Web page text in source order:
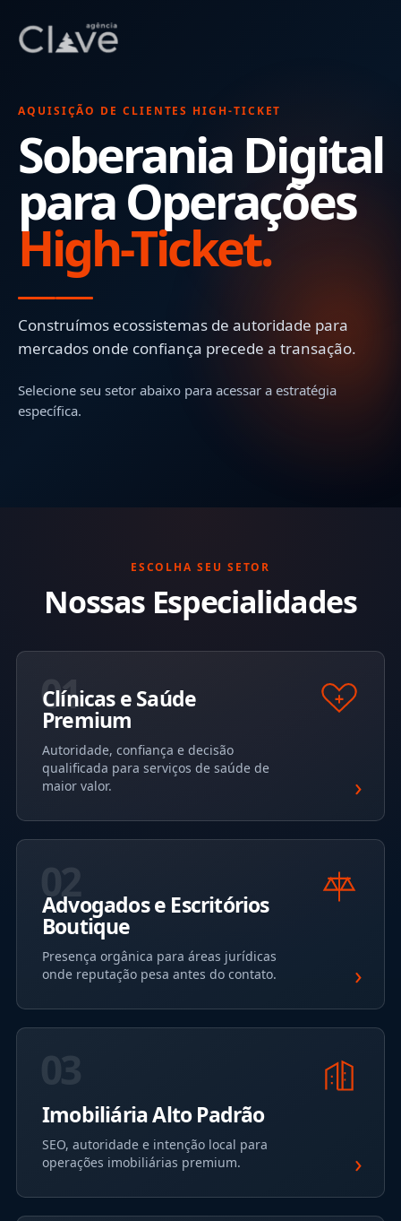
AQUISIÇÃO DE CLIENTES HIGH-TICKET
Soberania Digital
para Operações
High-Ticket.
Construímos ecossistemas de autoridade para
mercados onde confiança precede a transação.
Selecione seu setor abaixo para acessar a estratégia
específica.
ESCOLHA SEU SETOR
Nossas Especialidades
01
Clínicas e Saúde
Premium
Autoridade, confiança e decisão
qualificada para serviços de saúde de
maior valor.
›
02
Advogados e Escritórios
Boutique
Presença orgânica para áreas jurídicas
onde reputação pesa antes do contato.
›
03
Imobiliária Alto Padrão
SEO, autoridade e intenção local para
operações imobiliárias premium.
›